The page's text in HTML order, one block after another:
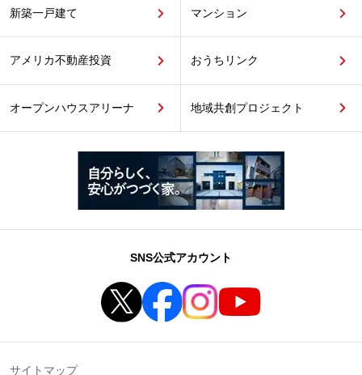
新築一戸建て マンション
アメリカ不動産投資 おうちリンク
オープンハウスアリーナ 地域共創プロジェクト
SNS公式アカウント
サイトマップ